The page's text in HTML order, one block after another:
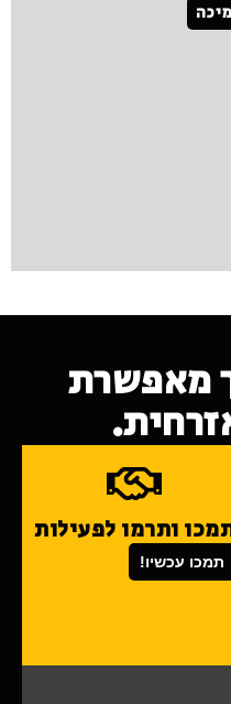
מאפשרת
ותרמו לפעילות
תמכו עכשיו!